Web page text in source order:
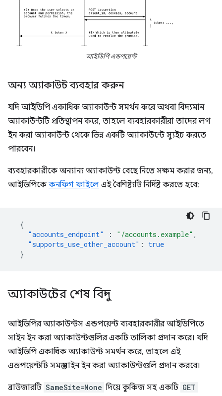
আইডিপি এন্ডপয়েন্ট
অন্য অ্যাকাউন্ট ব্যবহার করুন
যদি আইডিপি একাধিক অ্যাকাউন্ট সমর্থন করে অথবা বিদ্যমান
অ্যাকাউন্টটি প্রতিস্থাপন করে, তাহলে ব্যবহারকারীরা তাদের লগ
ইন করা অ্যাকাউন্ট থেকে ভিন্ন একটি অ্যাকাউন্টে স্যুইচ করতে
পারবেন।
ব্যবহারকারীকে অন্যান্য অ্যাকাউন্ট বেছে নিতে সক্ষম করার জন্য,
আইডিপিকেকনফিগ ফাইলে এই বৈশিষ্ট্যটি নির্দিষ্ট করতে হবে:
{
"accounts_endpoint"
: "/accounts.example" ,
"supports_use_other_account" :
true
}
অ্যাকাউন্টের শেষ বিন্দু
আইডিপির অ্যাকাউন্টস এন্ডপয়েন্ট ব্যবহারকারীর আইডিপিতে
সাইন ইন করা অ্যাকাউন্টগুলির একটি তালিকা প্রদান করে। যদি
আইডিপি একাধিক অ্যাকাউন্ট সমর্থন করে, তাহলে এই
এন্ডপয়েন্টটি সমস্ত সাইন ইন করা অ্যাকাউন্টগুলি প্রদান করবে।
ব্রাউজারটি SameSite=None দিয়ে কুকিজ সহ একটি GET